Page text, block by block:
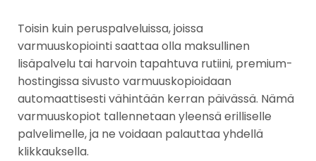
Toisin kuin peruspalveluissa, joissa
varmuuskopiointi saattaa olla maksullinen
lisäpalvelu tai harvoin tapahtuva rutiini, premium-
hostingissa sivusto varmuuskopioidaan
automaattisesti vähintään kerran päivässä. Nämä
varmuuskopiot tallennetaan yleensä erilliselle
palvelimelle, ja ne voidaan palauttaa yhdellä
klikkauksella.